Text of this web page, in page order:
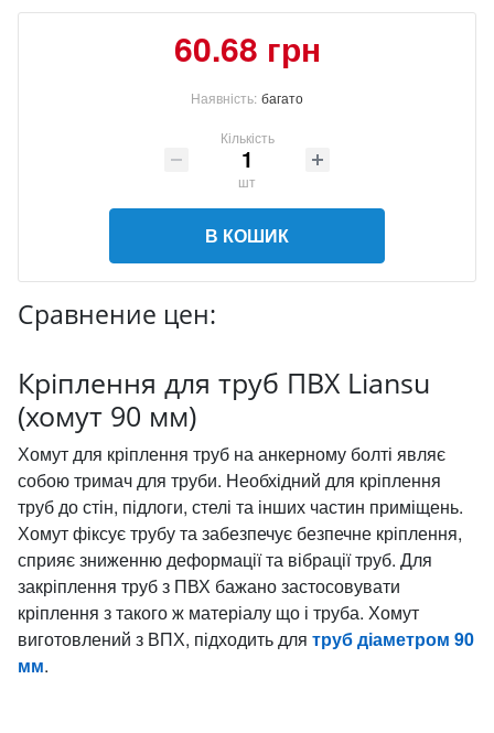
60.68 грн
Наявність: багато
Кількість
шт
В КОШИК
Сравнение цен:
Кріплення для труб ПВХ Liansu
(хомут 90 мм)
Хомут для кріплення труб на анкерному болті являє
собою тримач для труби. Необхідний для кріплення
труб до стін, підлоги, стелі та інших частин приміщень.
Хомут фіксує трубу та забезпечує безпечне кріплення,
сприяє зниженню деформації та вібрації труб. Для
закріплення труб з ПВХ бажано застосовувати
кріплення з такого ж матеріалу що і труба. Хомут
виготовлений з ВПХ, підходить для труб діаметром 90
мм.